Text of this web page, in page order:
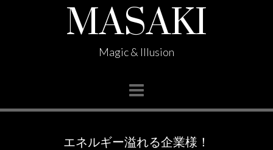
MASAKI
Magic & Illusion
エネルギー溢れる企業様！